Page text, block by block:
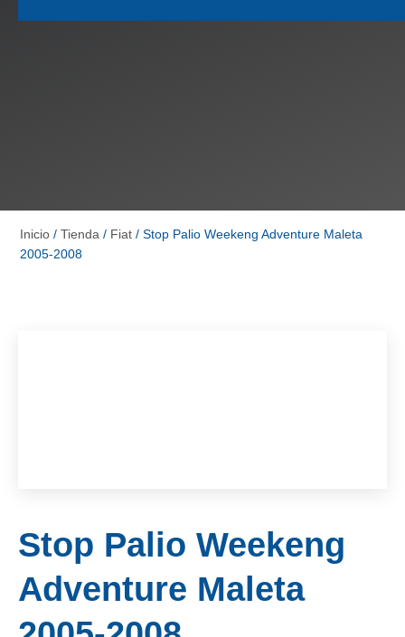
Inicio / Tienda / Fiat / Stop Palio Weekeng Adventure Maleta
2005-2008
Stop Palio Weekeng
Adventure Maleta